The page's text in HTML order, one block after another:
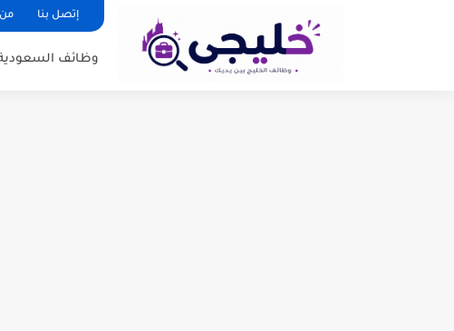
إتصل بنا
وظائف